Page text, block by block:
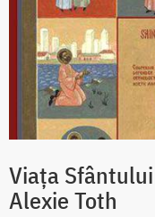
Viața
Alexie Toth